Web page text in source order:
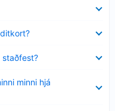
staðfest?
minni hjá